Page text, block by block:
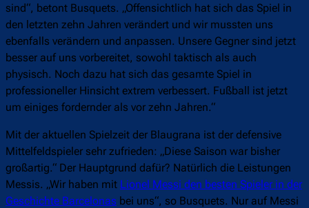
sind“, betont Busquets. „Offensichtlich hat sich das Spiel in
den letzten zehn Jahren verändert und wir mussten uns
ebenfalls verändern und anpassen. Unsere Gegner sind jetzt
besser auf uns vorbereitet, sowohl taktisch als auch
physisch. Noch dazu hat sich das gesamte Spiel in
professioneller Hinsicht extrem verbessert. Fußball ist jetzt
um einiges fordernder als vor zehn Jahren.“
Mit der aktuellen Spielzeit der Blaugrana ist der defensive
Mittelfeldspieler sehr zufrieden: „Diese Saison war bisher
großartig.“ Der Hauptgrund dafür? Natürlich die Leistungen
Messis. „Wir haben mit Lionel Messi den besten Spieler in der
Geschichte Barcelonas bei uns“, so Busquets. Nur auf Messi